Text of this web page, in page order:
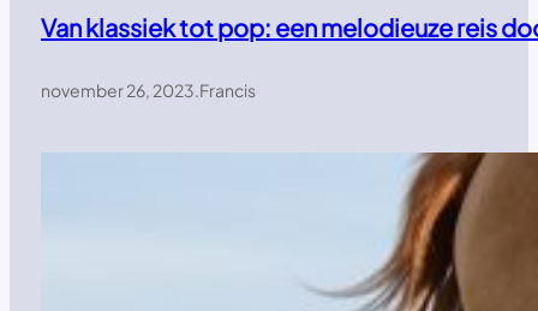
Van klassiek tot pop: een melodieuze reis
november 26, 2023.Francis